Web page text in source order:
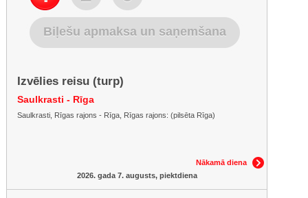
Biļešu apmaksa un saņemšana
Izvēlies reisu (turp)
Saulkrasti - Rīga
Saulkrasti, Rīgas rajons - Rīga, Rīgas rajons: (pilsēta Rīga)
Nākamā diena
2026. gada 7. augusts, piektdiena